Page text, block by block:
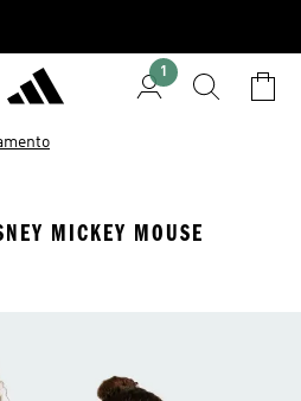
1
MICKEY MOUSE